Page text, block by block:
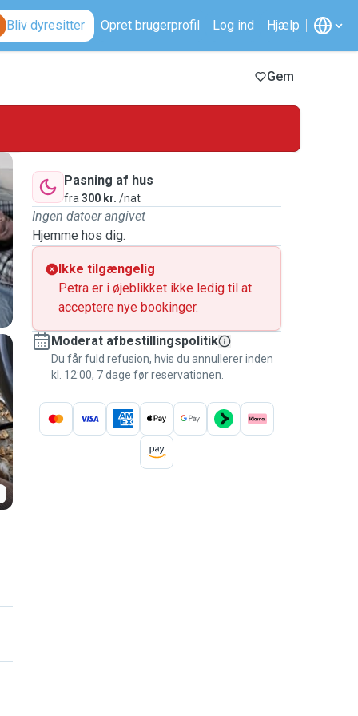
Bliv dyresitter Opret brugerprofil Log ind Hjælp
Gem
Pasning af hus
fra 300 kr. /nat
Ingen datoer angivet
Hjemme hos dig.
Ikke tilgængelig
Petra er i øjeblikket ikke ledig til at
acceptere nye bookinger.
Moderat afbestillingspolitik
Du får fuld refusion, hvis du annullerer inden
kl. 12:00, 7 dage før reservationen.